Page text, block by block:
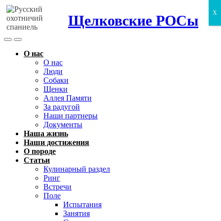
Щелковские РОСы
Search
Toggle
Menu
О нас
О нас
Люди
Собаки
Щенки
Аллея Памяти
За радугой
Наши партнеры
Документы
Наша жизнь
Наши достижения
О породе
Статьи
Кулинарный раздел
Ринг
Встречи
Поле
Испытания
Занятия
X